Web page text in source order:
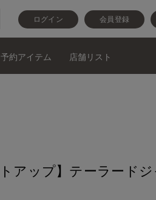
ログイン 会員登録
予約アイテム 店舗リスト
アップ】テーラードジ